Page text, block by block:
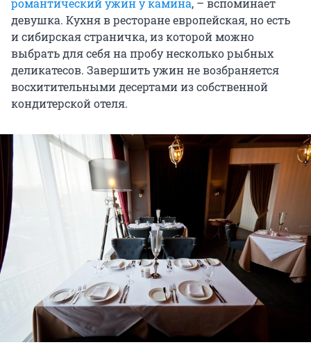
девушка. Кухня в ресторане европейская, но есть
и сибирская страничка, из которой можно
выбрать для себя на пробу несколько рыбных
деликатесов. Завершить ужин не возбраняется
восхитительными десертами из собственной
кондитерской отеля.